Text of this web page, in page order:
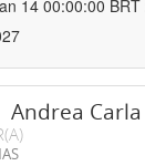
14 00:00:00
Andrea